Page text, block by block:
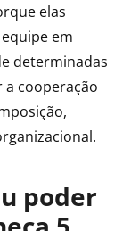
elas
em
determinadas
a cooperação
poder